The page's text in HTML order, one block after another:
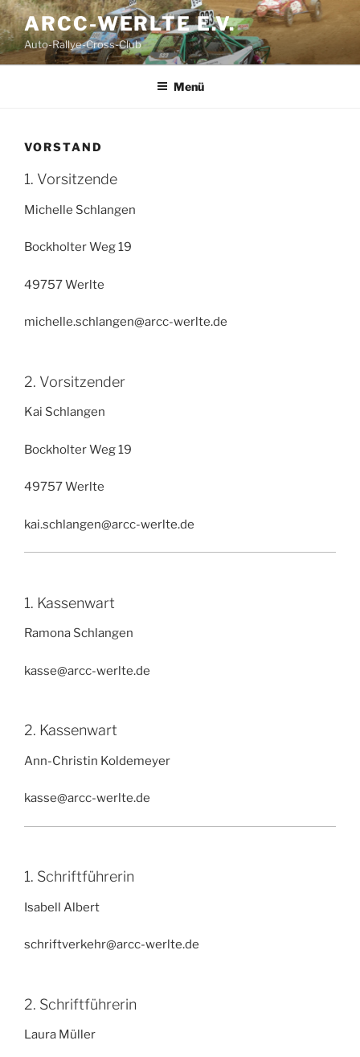
Zum
Inhalt
springen
ARCC-WERLTE E.V.
Auto-Rallye-Cross-Club
Menü
VORSTAND
1. Vorsitzende
Michelle Schlangen
Bockholter Weg 19
49757 Werlte
michelle.schlangen@arcc-werlte.de
2. Vorsitzender
Kai Schlangen
Bockholter Weg 19
49757 Werlte
kai.schlangen@arcc-werlte.de
1. Kassenwart
Ramona Schlangen
kasse@arcc-werlte.de
2. Kassenwart
Ann-Christin Koldemeyer
kasse@arcc-werlte.de
1. Schriftführerin
Isabell Albert
schriftverkehr@arcc-werlte.de
2. Schriftführerin
Laura Müller